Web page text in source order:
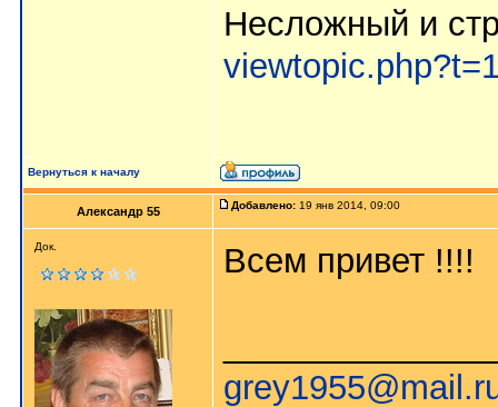
Несложный и
Вернуться к началу
Александр 55 Добавлено: 19 янв 2014, 09:00
Док. Всем привет !!!!